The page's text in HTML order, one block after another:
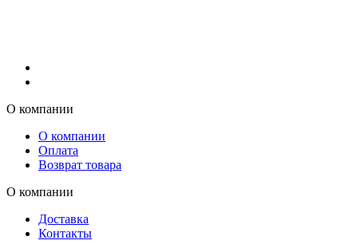
О компании
О компании
Оплата
Возврат товара
О компании
Доставка
Контакты